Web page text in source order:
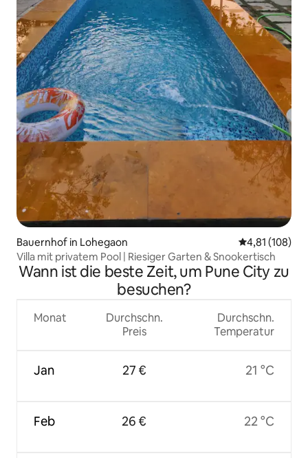
Bauernhof in Lohegaon
4,81 (108)
Villa mit privatem Pool | Riesiger Garten & Snookertisch
Wann ist die beste Zeit, um Pune City zu
besuchen?
Monat
Jan
Feb
Durchschn.
Preis
27 €
26 €
Durchschn.
Temperatur
21 °C
22 °C